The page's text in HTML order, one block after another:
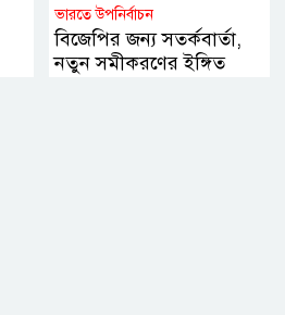
ভারতে উপনির্বাচন
বিজেপির জন্য সতর্কবার্তা,
নতুন সমীকরণের ইঙ্গিত